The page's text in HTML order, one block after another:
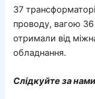
37
проводу, вагою
отримали від
обладнання.
Слідкуйте за